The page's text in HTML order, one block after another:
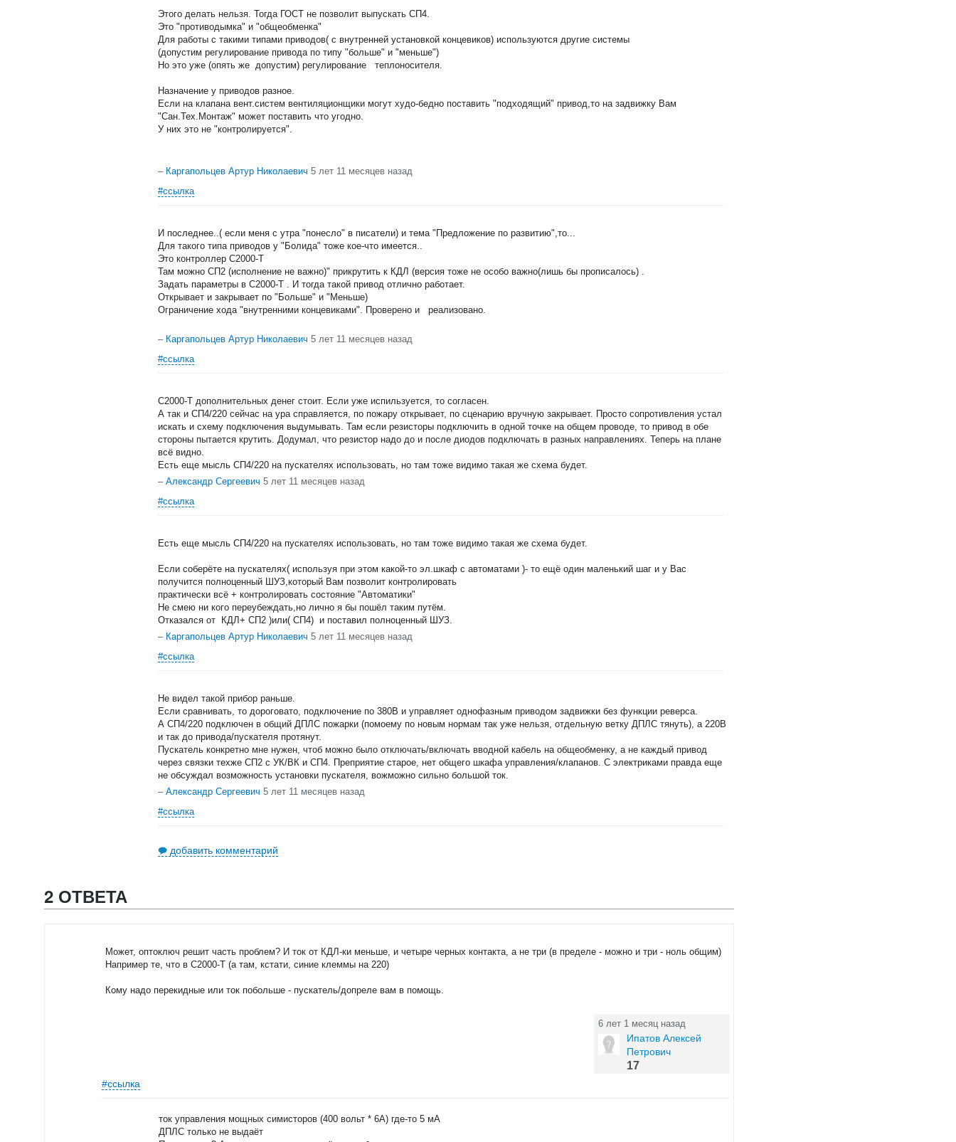
Этого делать нельзя. Тогда ГОСТ не позволит выпускать СП4.
Это "противодымка" и "общеобменка"
Для работы с такими типами приводов( с внутренней установкой концевиков) используются другие системы
(допустим регулирование привода по типу "больше" и "меньше")
Но это уже (опять же допустим) регулирование теплоносителя.
Назначение у приводов разное.
Если на клапана вент.систем вентиляционщики могут худо-бедно поставить "подходящий" привод,то на задвижку Вам
"Сан.Тех.Монтаж" может поставить что угодно.
У них это не "контролируется".
– Каргапольцев Артур Николаевич 5 лет 11 месяцев назад
#ссылка
И последнее..( если меня с утра "понесло" в писатели) и тема "Предложение по развитию",то...
Для такого типа приводов у "Болида" тоже кое-что имеется..
Это контроллер С2000-Т
Там можно СП2 (исполнение не важно)" прикрутить к КДЛ (версия тоже не особо важно(лишь бы прописалось) .
Задать параметры в С2000-Т . И тогда такой привод отлично работает.
Открывает и закрывает по "Больше" и "Меньше)
Ограничение хода "внутренними концевиками". Проверено и реализовано.
– Каргапольцев Артур Николаевич 5 лет 11 месяцев назад
#ссылка
C2000-T дополнительных денег стоит. Если уже испильзуется, то согласен.
А так и СП4/220 сейчас на ура справляется, по пожару открывает, по сценарию вручную закрывает. Просто сопротивления устал
искать и схему подключения выдумывать. Там если резисторы подключить в одной точке на общем проводе, то привод в обе
стороны пытается крутить. Додумал, что резистор надо до и после диодов подключать в разных направлениях. Теперь на плане
всё видно.
Есть еще мысль СП4/220 на пускателях использовать, но там тоже видимо такая же схема будет.
– Александр Сергеевич 5 лет 11 месяцев назад
#ссылка
Есть еще мысль СП4/220 на пускателях использовать, но там тоже видимо такая же схема будет.
Если соберёте на пускателях( используя при этом какой-то эл.шкаф с автоматами )- то ещё один маленький шаг и у Вас
получится полноценный ШУЗ,который Вам позволит контролировать
практически всё + контролировать состояние "Автоматики"
Не смею ни кого переубеждать,но лично я бы пошёл таким путём.
Отказался от КДЛ+ СП2 )или( СП4) и поставил полноценный ШУЗ.
– Каргапольцев Артур Николаевич 5 лет 11 месяцев назад
#ссылка
Не видел такой прибор раньше.
Если сравнивать, то дороговато, подключение по 380В и управляет однофазным приводом задвижки без функции реверса.
А СП4/220 подключен в общий ДПЛС пожарки (помоему по новым нормам так уже нельзя, отдельную ветку ДПЛС тянуть), а 220В
и так до привода/пускателя протянут.
Пускатель конкретно мне нужен, чтоб можно было отключать/включать вводной кабель на общеобменку, а не каждый привод
через связки техже СП2 с УК/ВК и СП4. Преприятие старое, нет общего шкафа управления/клапанов. С электриками правда еще
не обсуждал возможность установки пускателя, вожможно сильно большой ток.
– Александр Сергеевич 5 лет 11 месяцев назад
#ссылка
добавить комментарий
2 ОТВЕТА
Может, оптоключ решит часть проблем? И ток от КДЛ-ки меньше, и четыре черных контакта, а не три (в пределе - можно и три - ноль общим)
Например те, что в С2000-Т (а там, кстати, синие клеммы на 220)
Кому надо перекидные или ток побольше - пускатель/допреле вам в помощь.
6 лет 1 месяц назад
Ипатов Алексей
Петрович
17
#ссылка
ток управления мощных симисторов (400 вольт * 6А) где-то 5 мА
ДПЛС только не выдаёт